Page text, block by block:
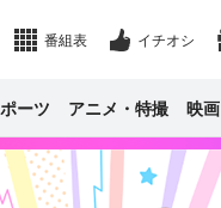
番組表 イチオシ
ーツ アニメ・特撮 映画